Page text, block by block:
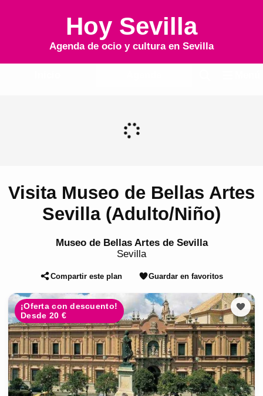
Hoy Sevilla
Agenda de ocio y cultura en Sevilla
Visita Museo de Bellas Artes
Sevilla (Adulto/Niño)
Museo de Bellas Artes de Sevilla
Sevilla
Compartir este plan Guardar en favoritos
¡Oferta con descuento!
Desde 20 €